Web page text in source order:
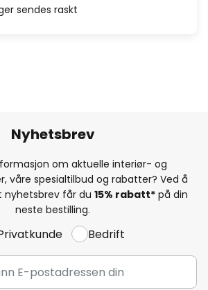
sendes raskt
Nyhetsbrev
om aktuelle interiør- og
våre spesialtilbud og rabatter? Ved å
nyhetsbrev får du 15% rabatt* på din
neste bestilling.
Bedrift